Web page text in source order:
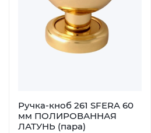
Ручка-кноб 261 SFERA 60
мм ПОЛИРОВАННАЯ
ЛАТУНЬ (пара)